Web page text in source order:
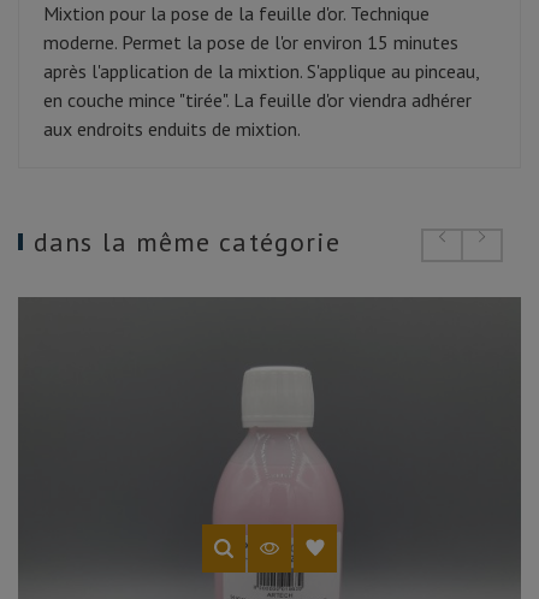
Mixtion pour la pose de la feuille d'or. Technique
moderne. Permet la pose de l'or environ 15 minutes
après l'application de la mixtion. S'applique au pinceau,
en couche mince "tirée". La feuille d'or viendra adhérer
aux endroits enduits de mixtion.
dans la même catégorie